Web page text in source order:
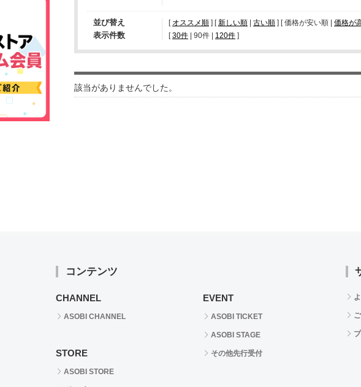
並び替え [ オススメ順 ] [新しい順 | 古い順 ] [ 価格が安い順 | 価格が
表示件数 [ 30件 | 90件 | 120件 ]
該当がありませんでした。
コンテンツ
CHANNEL
ASOBI CHANNEL
STORE
ASOBI STORE
EVENT
ASOBI TICKET
ASOBI STAGE
その他先行受付